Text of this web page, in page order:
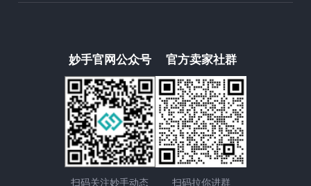
妙手官网公众号
扫码关注妙手动态
官方卖家社群
扫码拉你进群